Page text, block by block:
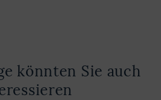
könnten Sie auch